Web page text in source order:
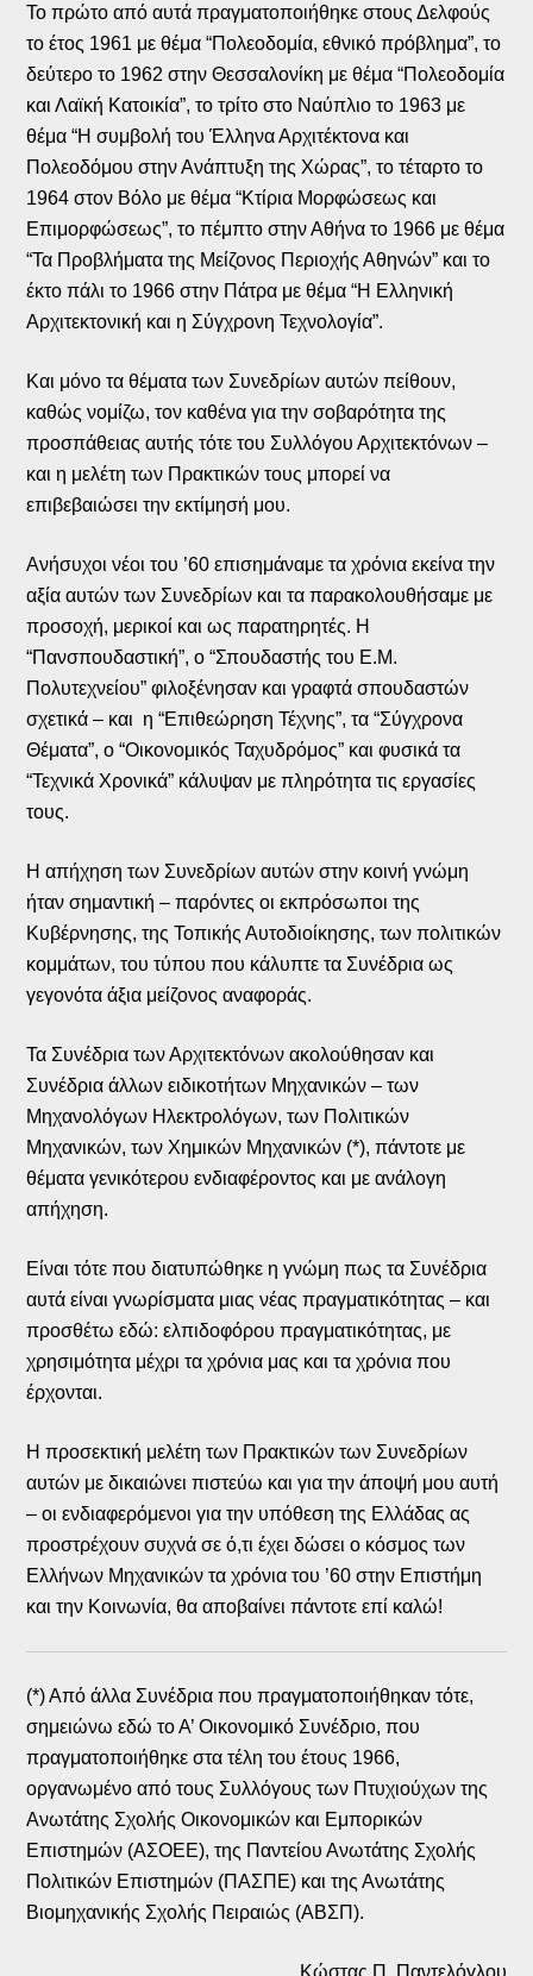
Το πρώτο από αυτά πραγματοποιήθηκε στους Δελφούς
το έτος 1961 με θέμα “Πολεοδομία, εθνικό πρόβλημα”, το
δεύτερο το 1962 στην Θεσσαλονίκη με θέμα “Πολεοδομία
και Λαϊκή Κατοικία”, το τρίτο στο Ναύπλιο το 1963 με
θέμα “Η συμβολή του Έλληνα Αρχιτέκτονα και
Πολεοδόμου στην Ανάπτυξη της Χώρας”, το τέταρτο το
1964 στον Βόλο με θέμα “Κτίρια Μορφώσεως και
Επιμορφώσεως”, το πέμπτο στην Αθήνα το 1966 με θέμα
“Τα Προβλήματα της Μείζονος Περιοχής Αθηνών” και το
έκτο πάλι το 1966 στην Πάτρα με θέμα “Η Ελληνική
Αρχιτεκτονική και η Σύγχρονη Τεχνολογία”.
Και μόνο τα θέματα των Συνεδρίων αυτών πείθουν,
καθώς νομίζω, τον καθένα για την σοβαρότητα της
προσπάθειας αυτής τότε του Συλλόγου Αρχιτεκτόνων –
και η μελέτη των Πρακτικών τους μπορεί να
επιβεβαιώσει την εκτίμησή μου.
Ανήσυχοι νέοι του ’60 επισημάναμε τα χρόνια εκείνα την
αξία αυτών των Συνεδρίων και τα παρακολουθήσαμε με
προσοχή, μερικοί και ως παρατηρητές. Η
“Πανσπουδαστική”, ο “Σπουδαστής του Ε.Μ.
Πολυτεχνείου” φιλοξένησαν και γραφτά σπουδαστών
σχετικά – και η “Επιθεώρηση Τέχνης”, τα “Σύγχρονα
Θέματα”, ο “Οικονομικός Ταχυδρόμος” και φυσικά τα
“Τεχνικά Χρονικά” κάλυψαν με πληρότητα τις εργασίες
τους.
Η απήχηση των Συνεδρίων αυτών στην κοινή γνώμη
ήταν σημαντική – παρόντες οι εκπρόσωποι της
Κυβέρνησης, της Τοπικής Αυτοδιοίκησης, των πολιτικών
κομμάτων, του τύπου που κάλυπτε τα Συνέδρια ως
γεγονότα άξια μείζονος αναφοράς.
Τα Συνέδρια των Αρχιτεκτόνων ακολούθησαν και
Συνέδρια άλλων ειδικοτήτων Μηχανικών – των
Μηχανολόγων Ηλεκτρολόγων, των Πολιτικών
Μηχανικών, των Χημικών Μηχανικών (*), πάντοτε με
θέματα γενικότερου ενδιαφέροντος και με ανάλογη
απήχηση.
Είναι τότε που διατυπώθηκε η γνώμη πως τα Συνέδρια
αυτά είναι γνωρίσματα μιας νέας πραγματικότητας – και
προσθέτω εδώ: ελπιδοφόρου πραγματικότητας, με
χρησιμότητα μέχρι τα χρόνια μας και τα χρόνια που
έρχονται.
Η προσεκτική μελέτη των Πρακτικών των Συνεδρίων
αυτών με δικαιώνει πιστεύω και για την άποψή μου αυτή
– οι ενδιαφερόμενοι για την υπόθεση της Ελλάδας ας
προστρέχουν συχνά σε ό,τι έχει δώσει ο κόσμος των
Ελλήνων Μηχανικών τα χρόνια του ’60 στην Επιστήμη
και την Κοινωνία, θα αποβαίνει πάντοτε επί καλώ!
(*) Από άλλα Συνέδρια που πραγματοποιήθηκαν τότε,
σημειώνω εδώ το Α’ Οικονομικό Συνέδριο, που
πραγματοποιήθηκε στα τέλη του έτους 1966,
οργανωμένο από τους Συλλόγους των Πτυχιούχων της
Ανωτάτης Σχολής Οικονομικών και Εμπορικών
Επιστημών (ΑΣΟΕΕ), της Παντείου Ανωτάτης Σχολής
Πολιτικών Επιστημών (ΠΑΣΠΕ) και της Ανωτάτης
Βιομηχανικής Σχολής Πειραιώς (ΑΒΣΠ).
Κώστας Π. Παντελόγλου